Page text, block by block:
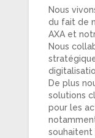
Nous
du fait de
AXA et
Nous
De plus
solutions
pour les
souhaitent